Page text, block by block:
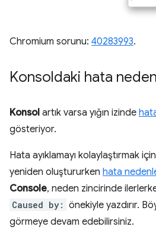
Chromium sorunu: 40283993.
Konsoldaki hata
Konsol artık varsa yığın izinde
gösteriyor.
Hata ayıklamayı kolaylaştırmak
yeniden oluştururken hata
Console, neden zincirinde
Caused by: önekiyle yazdırır.
görmeye devam edebilirsiniz.